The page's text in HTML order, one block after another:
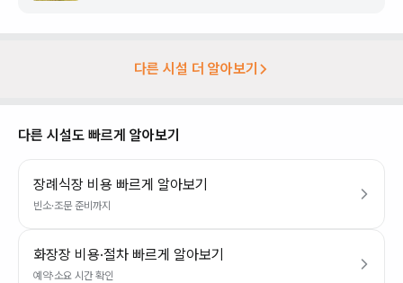
다른 시설 더 알아보기
다른 시설도 빠르게 알아보기
장례식장 비용 빠르게 알아보기
빈소·조문 준비까지
화장장 비용·절차 빠르게 알아보기
예약·소요 시간 확인